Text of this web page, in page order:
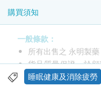
產地
美國
包裝
60粒
功效
購買須知
一般條款：
所有出售之 永明製藥
貨品質量保證，於
計，食用期應最少有
睡眠健康及消除疲勞